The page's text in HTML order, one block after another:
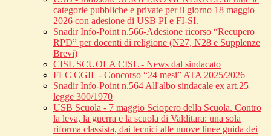
categorie pubbliche e private per il giorno 18 maggio
2026 con adesione di USB PI e FI-SI.
Snadir Info-Point n.566-Adesione ricorso “Recupero
RPD” per docenti di religione (N27, N28 e Supplenze
Brevi)
CISL SCUOLA CISL - News dal sindacato
FLC CGIL - Concorso “24 mesi” ATA 2025/2026
Snadir Info-Point n.564 All'albo sindacale ex art.25
legge 300/1970
USB Scuola - 7 maggio Sciopero della Scuola. Contro
la leva, la guerra e la scuola di Valditara: una sola
riforma classista, dai tecnici alle nuove linee guida dei